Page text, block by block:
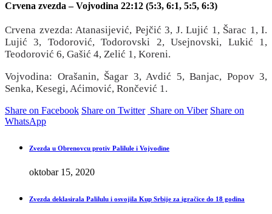
Crvena zvezda – Vojvodina 22:12 (5:3, 6:1, 5:5, 6:3)
Crvena zvezda: Atanasijević, Pejčić 3, J. Lujić 1, Šarac 1, I.
Lujić 3, Todorović, Todorovski 2, Usejnovski, Lukić 1,
Teodorović 6, Gašić 4, Zelić 1, Koreni.
Vojvodina: Orašanin, Šagar 3, Avdić 5, Banjac, Popov 3,
Senka, Kesegi, Aćimović, Rončević 1.
Share on Facebook Share on Twitter Share on Viber Share on
WhatsApp
Zvezda u Obrenovcu protiv Palilule i Vojvodine
oktobar 15, 2020
Zvezda deklasirala Palilulu i osvojila Kup Srbije za igračice do 18 godina